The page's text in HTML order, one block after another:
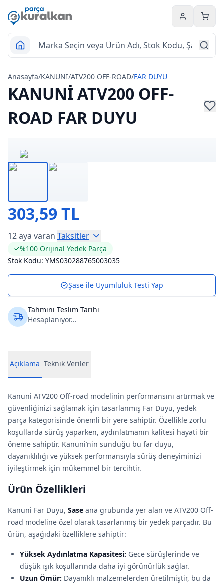
Hesabım
Anasayfa/KANUNİ/ATV200 OFF-ROAD/FAR DUYU
KANUNİ ATV200 OFF-
ROAD FAR DUYU
303,59 TL
12 aya varan Taksitler
%100 Orijinal Yedek Parça
Stok Kodu: YMS030288765003035
Şase ile Uyumluluk Testi Yap
Tahmini Teslim Tarihi
Hesaplanıyor...
Açıklama Teknik Veriler
Kanuni ATV200 Off-road modelinin performansını artırmak ve
güvenliğinizi sağlamak için tasarlanmış Far Duyu, yedek
parça kategorisinde önemli bir yere sahiptir. Özellikle zorlu
koşullarda sürüş yaparken, aydınlatmanın kalitesi hayati bir
öneme sahiptir. Kanuni’nin sunduğu bu far duyu,
dayanıklılığı ve yüksek performansıyla sürüş deneyiminizi
iyileştirmek için mükemmel bir tercihtir.
Ürün Özellikleri
Kanuni Far Duyu, Sase ana grubunda yer alan ve ATV200 Off-
road modeline özel olarak tasarlanmış bir yedek parçadır. Bu
ürün, aşağıdaki özelliklere sahiptir:
Yüksek Aydınlatma Kapasitesi: Gece sürüşlerinde ve
düşük ışık koşullarında daha iyi görünürlük sağlar.
Uzun Ömür: Dayanıklı malzemelerden üretilmiştir, bu da